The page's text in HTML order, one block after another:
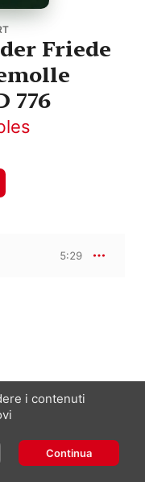
Friede
776
5:29
by
i contenuti
Continua